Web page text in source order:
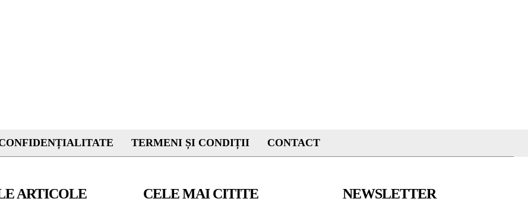
TERMENI ȘI CONDIȚII CONTACT
ARTICOLE CELE MAI CITITE NEWSLETTER